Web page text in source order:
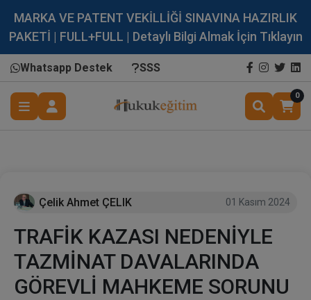
MARKA VE PATENT VEKİLLİĞİ SINAVINA HAZIRLIK
PAKETİ | FULL+FULL | Detaylı Bilgi Almak İçin Tıklayın
Whatsapp Destek SSS
0
Çelik Ahmet ÇELIK 01 Kasım 2024
TRAFİK KAZASI NEDENİYLE
TAZMİNAT DAVALARINDA
GÖREVLİ MAHKEME SORUNU